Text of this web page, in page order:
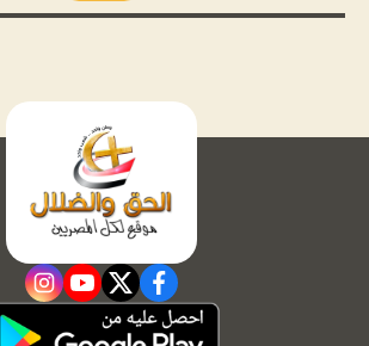
facebook
twitter
youtube